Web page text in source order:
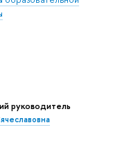
руководитель